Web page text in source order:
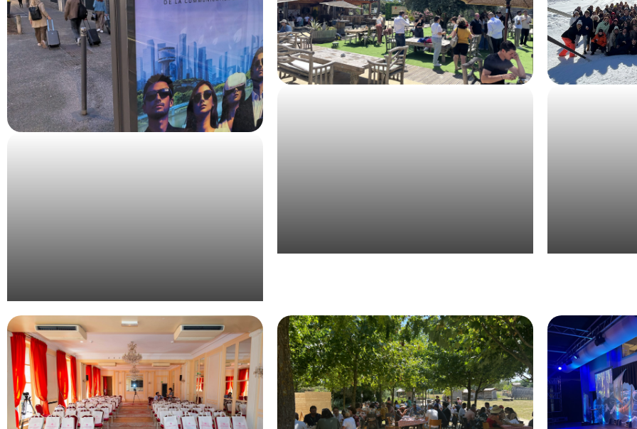
Organisation évènementielle du Grand Prix
de l’Union de la Publicité Extérieure